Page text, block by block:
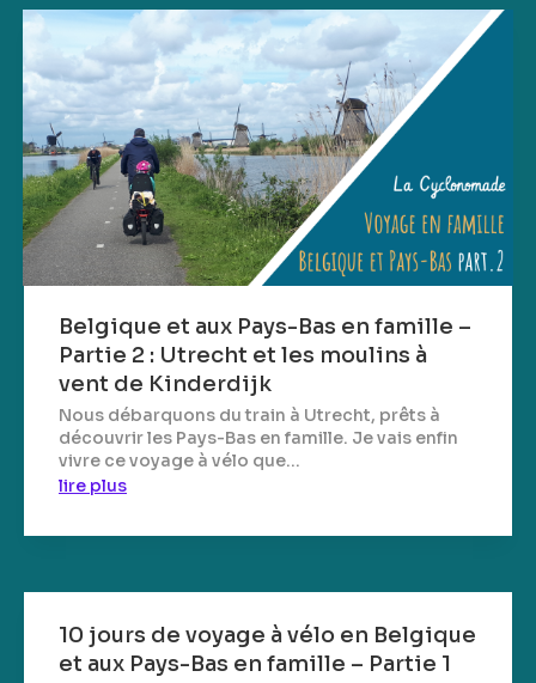
Belgique et aux Pays-Bas en famille –
Partie 2 : Utrecht et les moulins à
vent de Kinderdijk
Nous débarquons du train à Utrecht, prêts à
découvrir les Pays-Bas en famille. Je vais enfin
vivre ce voyage à vélo que...
lire plus
10 jours de voyage à vélo en Belgique
et aux Pays-Bas en famille – Partie 1